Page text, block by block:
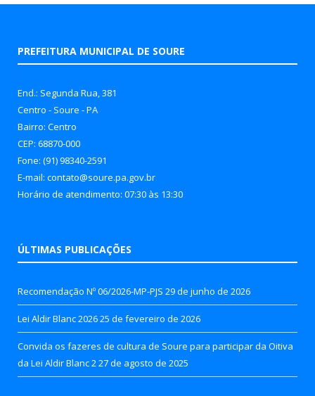
PREFEITURA MUNICIPAL DE SOURE
End.: Segunda Rua, 381
Centro - Soure - PA
Bairro: Centro
CEP: 68870-000
Fone: (91) 98340-2591
E-mail: contato@soure.pa.gov.br
Horário de atendimento: 07:30 às 13:30
ÚLTIMAS PUBLICAÇÕES
Recomendação Nº 06/2026-MP-PJS 29 de junho de 2026
Lei Aldir Blanc 202625 de fevereiro de 2026
Convida os fazeres de cultura de Soure para participar da Oitiva
da Lei Aldir Blanc 2 27 de agosto de 2025